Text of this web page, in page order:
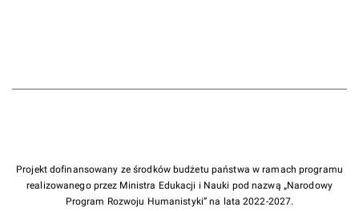
Projekt dofinansowany ze środków budżetu państwa w ramach programu
realizowanego przez Ministra Edukacji i Nauki pod nazwą „Narodowy
Program Rozwoju Humanistyki” na lata 2022-2027.